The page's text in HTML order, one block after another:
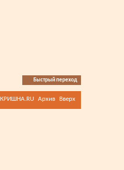
Быстрый переход
КРИШНА.RU Архив Вверх